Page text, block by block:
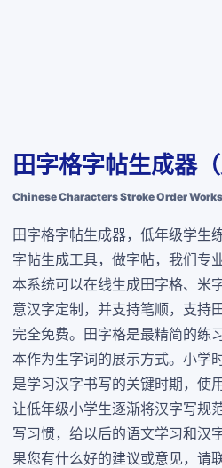
田字格字帖生成器
Chinese Characters Stroke Order
田字格字帖生成器，低年级学生
字帖生成工具，做字帖，我们专业
本系统可以在线生成田字格、米
意汉字定制，并支持笔顺，支持
完全免费。田字格是最精简的练
本作为生字词的展示方式。小学
是学习汉字书写的关键时期，使
让低年级小学生逐渐将汉字写规
写习惯，给以后的语文学习和汉
果您有什么好的建议或意见，请